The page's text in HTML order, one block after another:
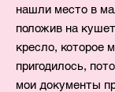
нашли место в
положив на
кресло, которое
пригодилось,
мои документы